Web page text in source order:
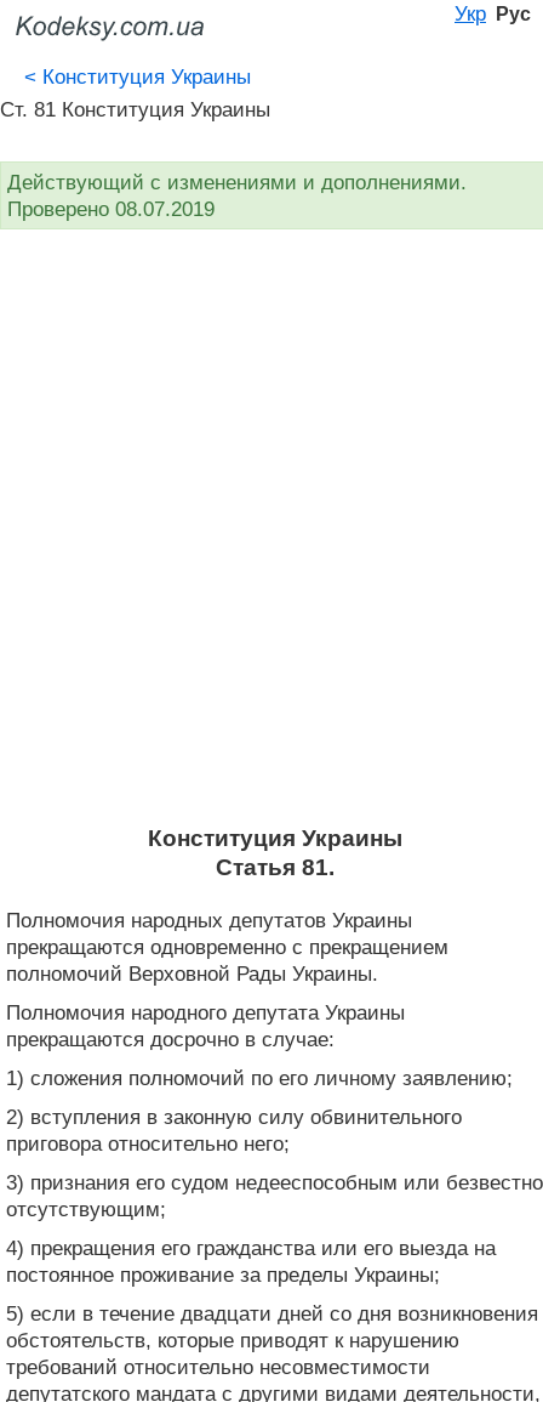
Укр Рус
< Конституция Украины
Ст. 81 Конституция Украины
Действующий с изменениями и дополнениями.
Проверено 08.07.2019
Конституция Украины
Статья 81.
Полномочия народных депутатов Украины
прекращаются одновременно с прекращением
полномочий Верховной Рады Украины.
Полномочия народного депутата Украины
прекращаются досрочно в случае:
1) сложения полномочий по его личному заявлению;
2) вступления в законную силу обвинительного
приговора относительно него;
3) признания его судом недееспособным или безвестно
отсутствующим;
4) прекращения его гражданства или его выезда на
постоянное проживание за пределы Украины;
5) если в течение двадцати дней со дня возникновения
обстоятельств, которые приводят к нарушению
требований относительно несовместимости
депутатского мандата с другими видами деятельности,